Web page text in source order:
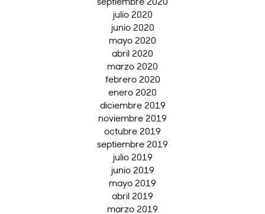
julio 2020
junio 2020
mayo 2020
abril 2020
marzo 2020
febrero 2020
enero 2020
diciembre 2019
noviembre 2019
octubre 2019
septiembre 2019
julio 2019
junio 2019
mayo 2019
abril 2019
marzo 2019